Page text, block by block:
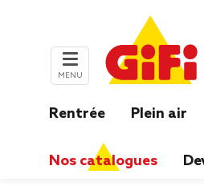
MENU
Rentrée Plein air
Nos catalogues